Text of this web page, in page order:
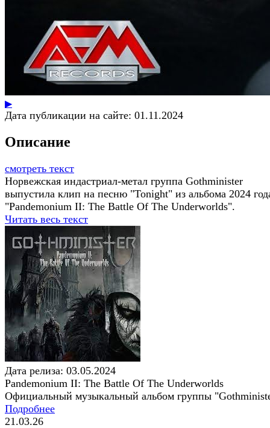
▶
Дата публикации на сайте: 01.11.2024
Описание
смотреть текст
Норвежская индастриал-метал группа Gothminister
выпустила клип на песню "Tonight" из альбома 2024
"Pandemonium II: The Battle Of The Underworlds".
Читать весь текст
Дата релиза: 03.05.2024
Pandemonium II: The Battle Of The Underworlds
Официальный музыкальный альбом группы
Подробнее
21.03.26